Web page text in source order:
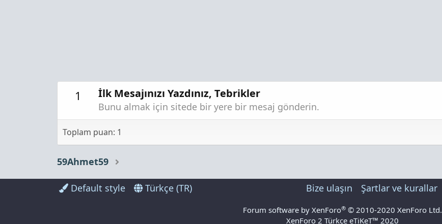
1 İlk Mesajınızı Yazdınız, Tebrikler
Bunu almak için sitede bir yere bir mesaj gönderin.
Toplam puan: 1
59Ahmet59
Default style Türkçe (TR) Bize ulaşın Şartlar ve kurallar
Forum software by XenForo® © 2010-2020 XenForo Ltd.
XenForo 2 Türkçe eTiKeT™ 2020